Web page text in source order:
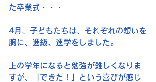
た卒業式・・・
4月、子どもたちは、それぞれの想いを
胸に、進級、進学をしました。
上の学年になると勉強が難しくなりま
すが、「できた！」という喜びが感じ